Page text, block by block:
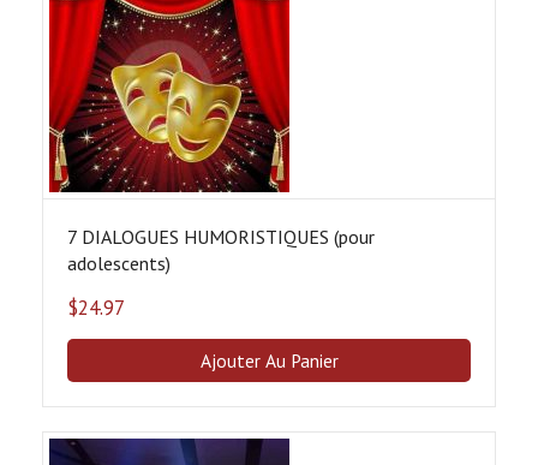
7 DIALOGUES HUMORISTIQUES (pour
adolescents)
$24.97
Ajouter Au Panier